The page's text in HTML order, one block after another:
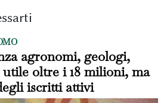
agronomi, geologi,
oltre i 18 milioni, ma
iscritti attivi